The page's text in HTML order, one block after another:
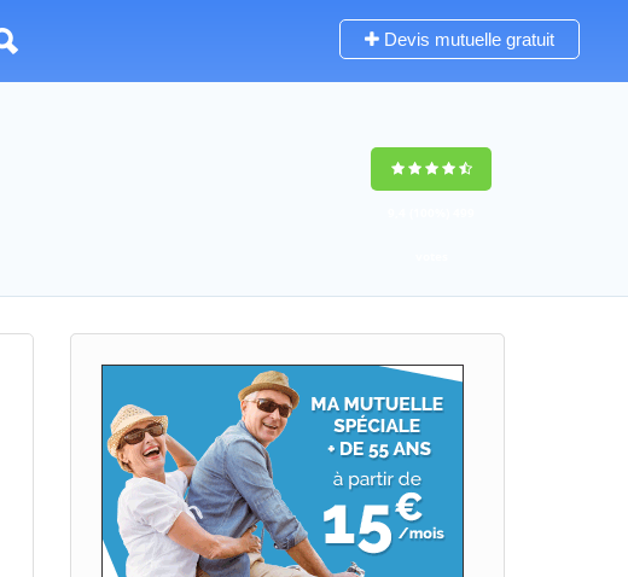
Devis mutuelle gratuit